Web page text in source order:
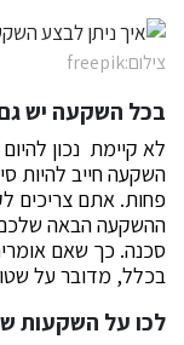
צילום:freepik
בכל השקעה יש
לא קיימת נכון
השקעה חייב להיות
פחות. אתם צריכים
ההשקעה הבאה
סכנה. כך שאם
בכלל, מדובר על
לכו על השקעות